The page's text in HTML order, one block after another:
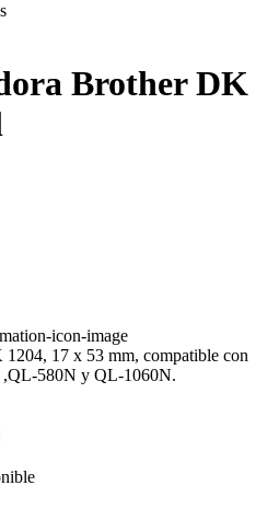
Brother DK
17 x 53 mm, compatible con
580N y QL-1060N.